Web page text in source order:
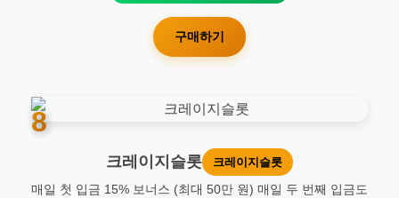
구매하기
8
크레이지슬롯 크레이지슬롯
매일 첫 입금 15% 보너스 (최대 50만 원) 매일 두 번째 입금도